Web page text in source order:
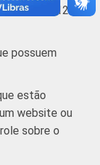
65 33
últimos 12
possuem
estão
website ou
sobre o